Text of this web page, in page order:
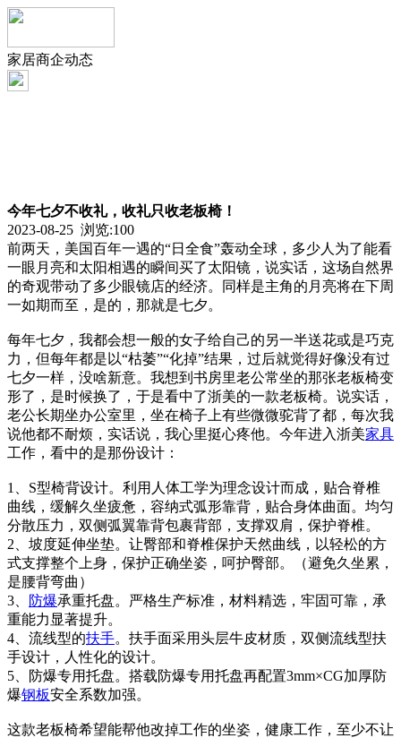
家居商企动态
今年七夕不收礼，收礼只收老板椅！
2023-08-25 浏览:100
前两天，美国百年一遇的“日全食”轰动全球，多少人为了能看
一眼月亮和太阳相遇的瞬间买了太阳镜，说实话，这场自然界
的奇观带动了多少眼镜店的经济。同样是主角的月亮将在下周
一如期而至，是的，那就是七夕。
每年七夕，我都会想一般的女子给自己的另一半送花或是巧克
力，但每年都是以“枯萎”“化掉”结果，过后就觉得好像没有过
七夕一样，没啥新意。我想到书房里老公常坐的那张老板椅变
形了，是时候换了，于是看中了浙美的一款老板椅。说实话，
老公长期坐办公室里，坐在椅子上有些微微驼背了都，每次我
说他都不耐烦，实话说，我心里挺心疼他。今年进入浙美家具
工作，看中的是那份设计：
1、S型椅背设计。利用人体工学为理念设计而成，贴合脊椎
曲线，缓解久坐疲惫，容纳式弧形靠背，贴合身体曲面。均匀
分散压力，双侧弧翼靠背包裹背部，支撑双肩，保护脊椎。
2、坡度延伸坐垫。让臀部和脊椎保护天然曲线，以轻松的方
式支撑整个上身，保护正确坐姿，呵护臀部。（避免久坐累，
是腰背弯曲）
3、
防爆承重托盘。严格生产标准，材料精选，牢固可靠，承
重能力显著提升。
4、流线型的扶手。扶手面采用头层牛皮材质，双侧流线型扶
手设计，人性化的设计。
5、防爆专用托盘。搭载防爆专用托盘再配置3mm×CG加厚防
爆钢板安全系数加强。
这款老板椅希望能帮他改掉工作的坐姿，健康工作，至少不让